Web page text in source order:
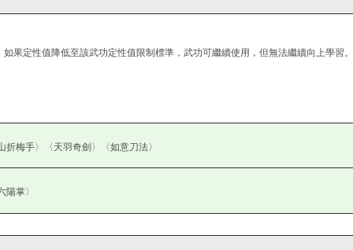
果定性值降低至該武功定性值限制標準，武功可繼續使用，但無法繼續向上學習。
折梅手〉〈天羽奇劍〉〈如意刀法〉
陽掌〉